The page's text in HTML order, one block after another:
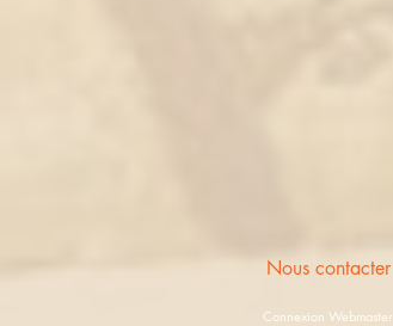
Nous contacter
Connexion Webmaster